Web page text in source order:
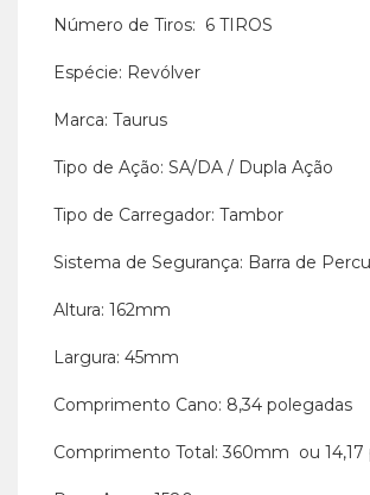
Número de Tiros: 6 TIROS
Espécie: Revólver
Marca: Taurus
Tipo de Ação: SA/DA / Dupla Ação
Tipo de Carregador: Tambor
Sistema de Segurança: Barra de
Altura: 162mm
Largura: 45mm
Comprimento Cano: 8,34 polegadas
Comprimento Total: 360mm ou 14,17